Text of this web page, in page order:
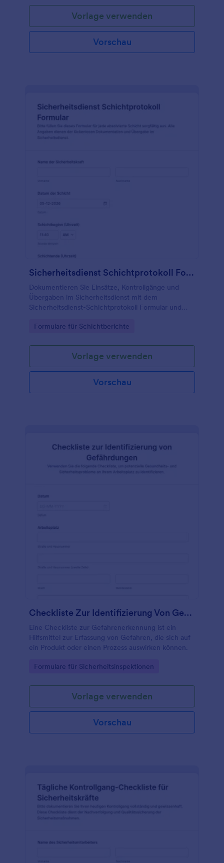
verwenden Sie dieses kostenlose Formular zur
Inspektion von Rauchmeldern, um die Rauchmelder
und Sicherheitseinrichtungen eines Gebäudes zu
überprüfen! Nachdem Sie das Formular ausgefüllt
haben, können Sie die Antworten in Ihrem Jotform-
können Sie eine unbegrenzte Anzahl von Anhängen
hinzufügen und mit über 100
Drittanbieteranwendungen wie Dropbox und Google
Drive integrieren.
Vorlage verwenden
Vorschau
Sicherheitsdienst Schichtprotokoll Formular
Dokumentieren Sie Einsätze, Kontrollgänge und
Übergaben im Sicherheitsdienst mit dem
Sicherheitsdienst-Schichtprotokoll Formular und
Werkschutz, Revierdienst und Objektbetreuung.
Go to Category:
Formulare für Schichtberichte
Vorlage verwenden
Vorschau
Checkliste Zur Identifizierung Von Gefährdungen
Eine Checkliste zur Gefahrenerkennung ist ein
Hilfsmittel zur Erfassung von Gefahren, die sich auf
ein Produkt oder einen Prozess auswirken können.
Go to Category:
Formulare für Sicherheitsinspektionen
Vorlage verwenden
Vorschau